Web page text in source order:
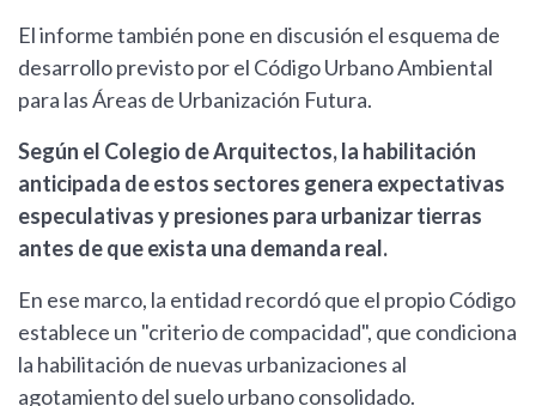
El informe también pone en discusión el esquema de
desarrollo previsto por el Código Urbano Ambiental
para las Áreas de Urbanización Futura.
Según el Colegio de Arquitectos, la habilitación
anticipada de estos sectores genera expectativas
especulativas y presiones para urbanizar tierras
antes de que exista una demanda real.
En ese marco, la entidad recordó que el propio Código
establece un "criterio de compacidad", que condiciona
la habilitación de nuevas urbanizaciones al
agotamiento del suelo urbano consolidado.